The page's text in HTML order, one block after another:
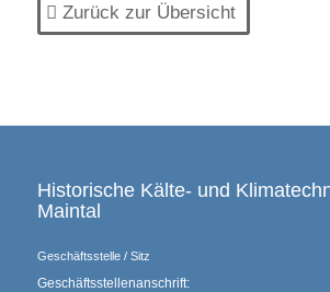
Zurück zur Übersicht
Historische Kälte- und
Maintal
Geschäftsstelle / Sitz
Geschäftsstellenanschrift: